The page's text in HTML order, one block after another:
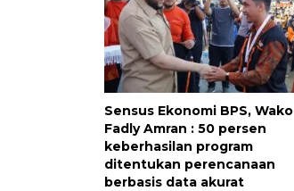
Sensus Ekonomi BPS, Wako
Fadly Amran : 50 persen
keberhasilan program
ditentukan perencanaan
berbasis data akurat